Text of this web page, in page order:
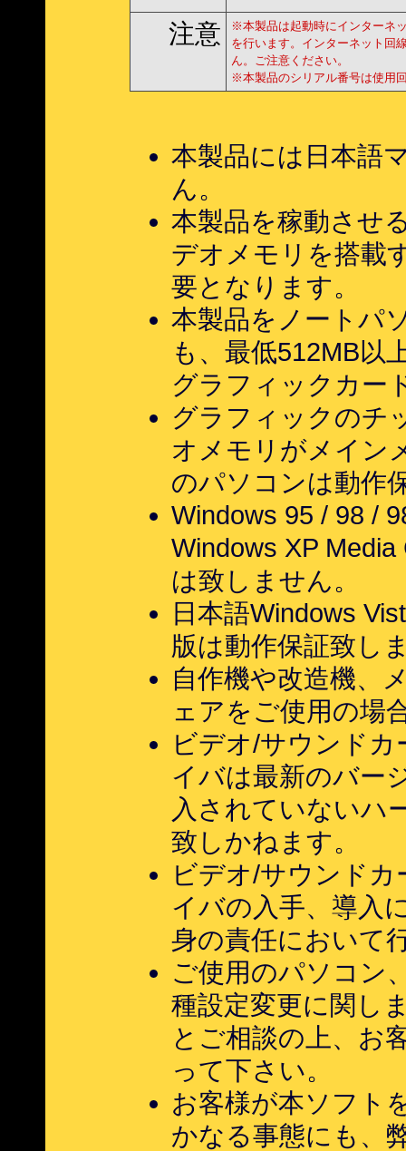
注意
※本製品は起動時にインターネ
を行います。インターネット回
ん。ご注意ください。
※本製品のシリアル番号は使用
本製品には日本語
ん。
本製品を稼動させ
デオメモリを搭載
要となります。
本製品をノートパ
も、最低512MB以
グラフィックカー
グラフィックのチ
オメモリがメイン
のパソコンは動作
Windows 95 / 98 /
Windows XP
は致しません。
日本語Windows
版は動作保証致し
自作機や改造機、
ェアをご使用の場
ビデオ/サウンド
イバは最新のバー
入されていないハ
致しかねます。
ビデオ/サウンド
イバの入手、導入
身の責任において
ご使用のパソコン
種設定変更に関し
とご相談の上、お
って下さい。
お客様が本ソフト
かなる事態にも、